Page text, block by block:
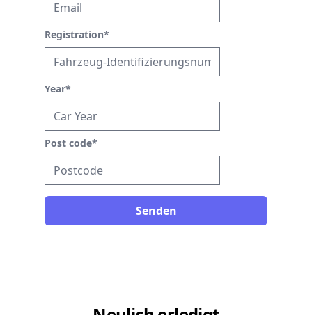
Registration*
Year*
Post code*
Senden